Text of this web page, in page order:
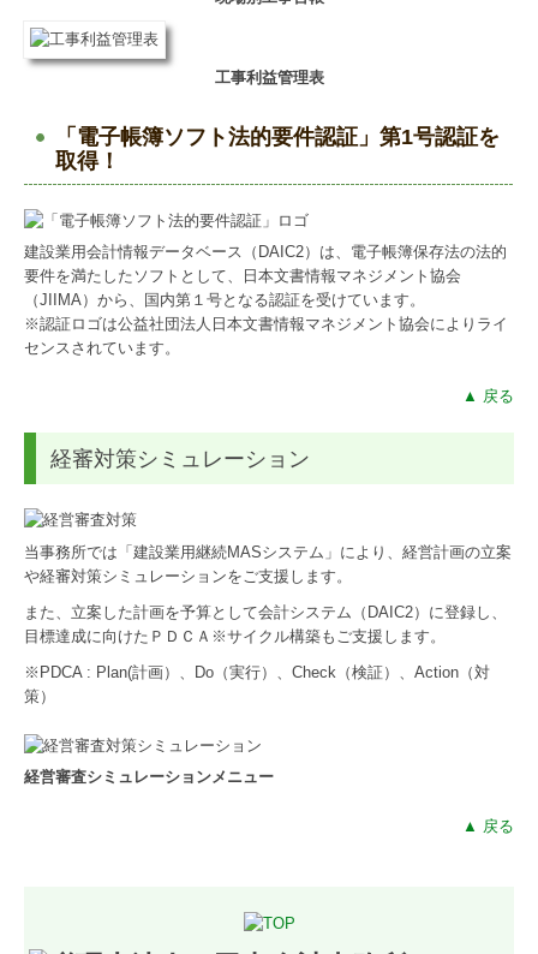
工事利益管理表
「電子帳簿ソフト法的要件認証」第1号認証を
取得！
建設業用会計情報データベース（DAIC2）は、電子帳簿保存法の法的
要件を満たしたソフトとして、日本文書情報マネジメント協会
（JIIMA）から、国内第１号となる認証を受けています。
※認証ロゴは公益社団法人日本文書情報マネジメント協会によりライ
センスされています。
▲ 戻る
経審対策シミュレーション
当事務所では「建設業用継続MASシステム」により、経営計画の立案
や経審対策シミュレーションをご支援します。
また、立案した計画を予算として会計システム（DAIC2）に登録し、
目標達成に向けたＰＤＣＡ※サイクル構築もご支援します。
※PDCA : Plan(計画）、Do（実行）、Check（検証）、Action（対
策）
経営審査シミュレーションメニュー
▲ 戻る